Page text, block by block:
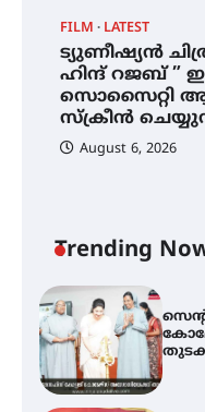
FILM LATEST
ട്യുണീഷ്യൻ
ഹിന്ദ് റജബ് ”
സൊസൈറ്റി
സ്‌ക്രീൻ
August 6, 2026
Trending
ഓഫ്
എസ്